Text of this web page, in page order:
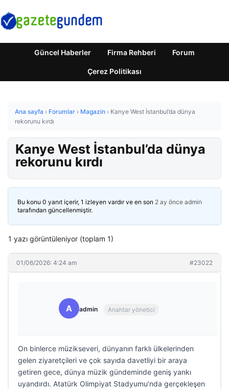
Güncel Haberler Firma Rehberi Forum
Çerez Politikası
Ana sayfa › Forumlar › Magazin › Kanye West İstanbul’da dünya
rekorunu kırdı
Kanye West İstanbul’da dünya
rekorunu kırdı
Bu konu 0 yanıt içerir, 1 izleyen vardır ve en son 2 ay önce admin
tarafından güncellenmiştir.
1 yazı görüntüleniyor (toplam 1)
01/06/2026: 4:24 am #23022
A admin Anahtar yönetici
On binlerce müzikseveri, dünyanın farklı ülkelerinden
gelen ziyaretçileri ve çok sayıda davetliyi bir araya
getiren gece, dünya müzik gündeminde geniş yankı
uyandırdı. Atatürk Olimpiyat Stadyumu’nda gerçekleşen